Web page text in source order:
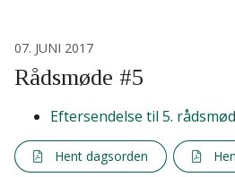
07. JUNI 2017
Rådsmøde #5
Eftersendelse til 5.
Hent dagsorden